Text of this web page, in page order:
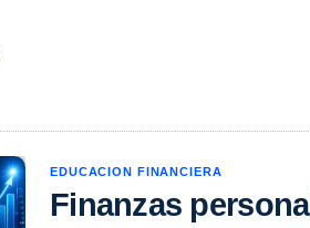
EDUCACION FINANCIERA
Finanzas